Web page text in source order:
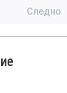
Следно